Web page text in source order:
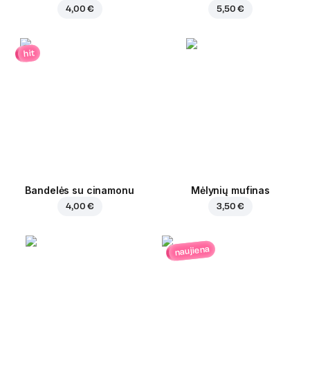
4,00 € 5,50 €
hit
Bandelės su cinamonu
4,00 €
Mėlynių mufinas
3,50 €
naujiena